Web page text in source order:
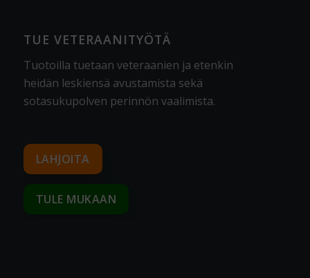
TUE VETERAANITYÖTÄ
Tuotoilla tuetaan veteraanien ja etenkin
heidän leskiensä avustamista sekä
sotasukupolven perinnön vaalimista.
LAHJOITA
TULE MUKAAN